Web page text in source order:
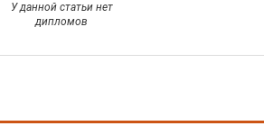
У данной статьи нет
дипломов